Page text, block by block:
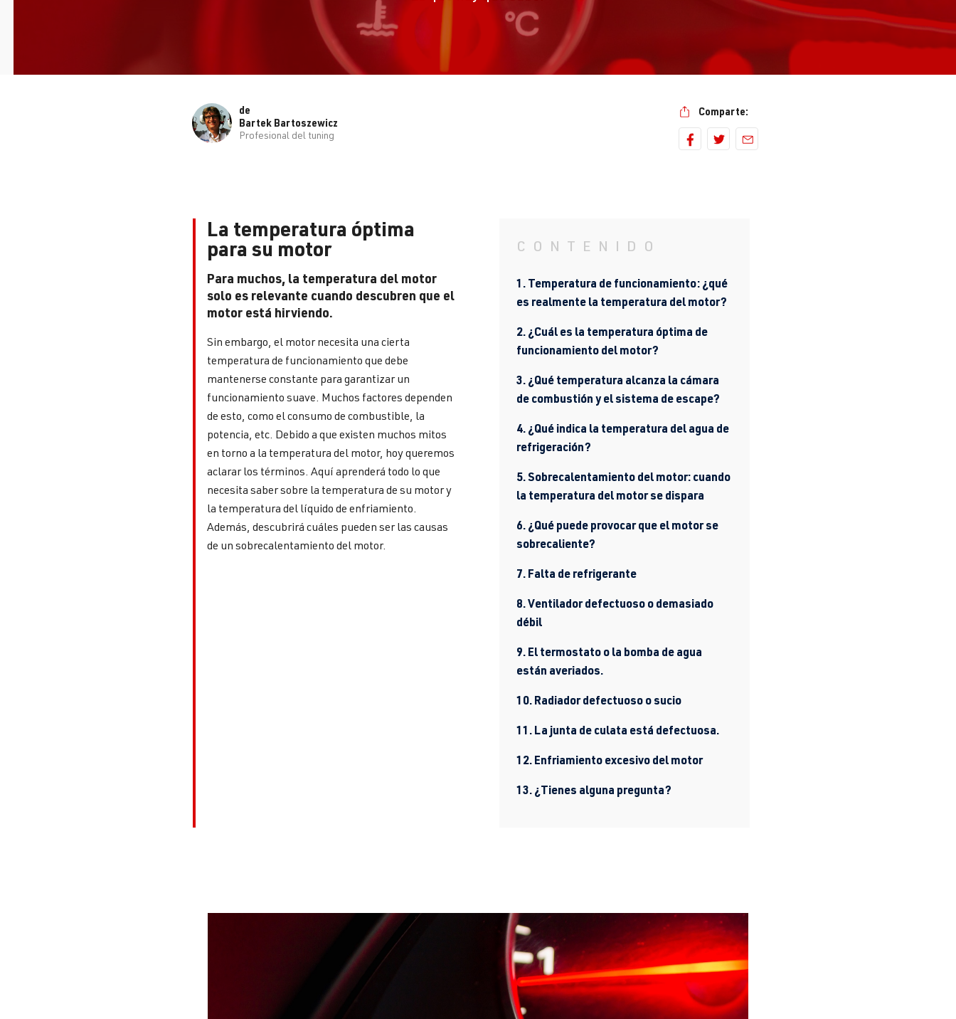
de
Bartek Bartoszewicz
Profesional del tuning
Comparte:
La temperatura óptima
para su motor
Para muchos, la temperatura del motor
solo es relevante cuando descubren que el
motor está hirviendo.
Sin embargo, el motor necesita una cierta
temperatura de funcionamiento que debe
mantenerse constante para garantizar un
funcionamiento suave. Muchos factores dependen
de esto, como el consumo de combustible, la
potencia, etc. Debido a que existen muchos mitos
en torno a la temperatura del motor, hoy queremos
aclarar los términos. Aquí aprenderá todo lo que
necesita saber sobre la temperatura de su motor y
la temperatura del líquido de enfriamiento.
Además, descubrirá cuáles pueden ser las causas
de un sobrecalentamiento del motor.
CONTENIDO
1. Temperatura de funcionamiento: ¿qué
es realmente la temperatura del motor?
2. ¿Cuál es la temperatura óptima de
funcionamiento del motor?
3. ¿Qué temperatura alcanza la cámara
de combustión y el sistema de escape?
4. ¿Qué indica la temperatura del agua de
refrigeración?
5. Sobrecalentamiento del motor: cuando
la temperatura del motor se dispara
6. ¿Qué puede provocar que el motor se
sobrecaliente?
7. Falta de refrigerante
8. Ventilador defectuoso o demasiado
débil
9. El termostato o la bomba de agua
están averiados.
10. Radiador defectuoso o sucio
11. La junta de culata está defectuosa.
12. Enfriamiento excesivo del motor
13. ¿Tienes alguna pregunta?